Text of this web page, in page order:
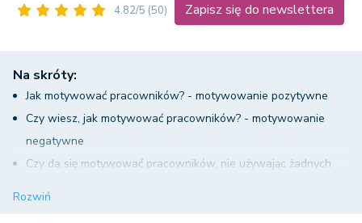
4.82/5 (50) Zapisz się do newslettera
Na skróty:
Jak motywować pracowników? - motywowanie pozytywne
Czy wiesz, jak motywować pracowników? - motywowanie
negatywne
Czy da się motywować pracowników, nie używając żadnych
Rozwiń